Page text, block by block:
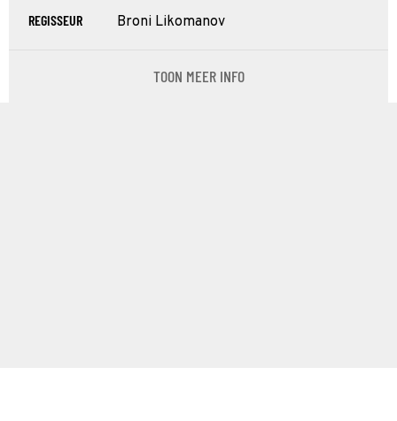
REGISSEUR Broni Likomanov
TOON MEER INFO